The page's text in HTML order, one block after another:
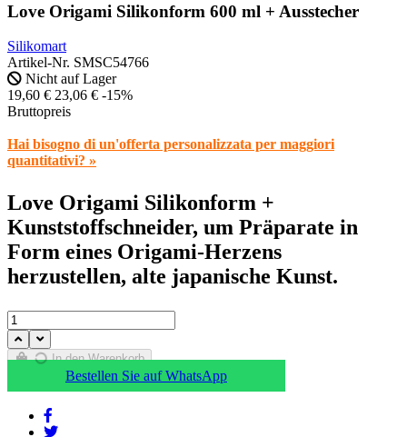
Love Origami Silikonform 600 ml + Ausstecher
Silikomart
Artikel-Nr. SMSC54766
Nicht auf Lager
19,60 € 23,06 € -15%
Bruttopreis
Hai bisogno di un'offerta personalizzata per maggiori
quantitativi? »
Love Origami Silikonform +
Kunststoffschneider, um Präparate in
Form eines Origami-Herzens
herzustellen, alte japanische Kunst.
In den Warenkorb
Bestellen Sie auf WhatsApp